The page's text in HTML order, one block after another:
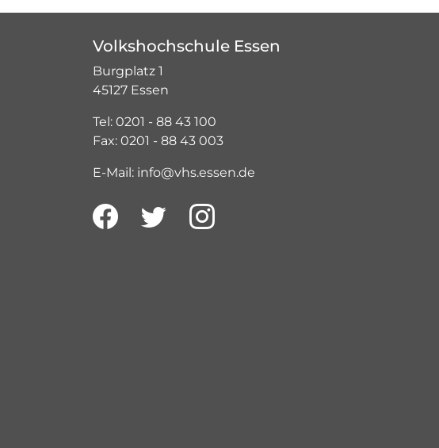
Volkshochschule Essen
Burgplatz 1
45127 Essen
Tel: 0201 - 88 43 100
Fax: 0201 - 88 43 003
E-Mail: info@vhs.essen.de